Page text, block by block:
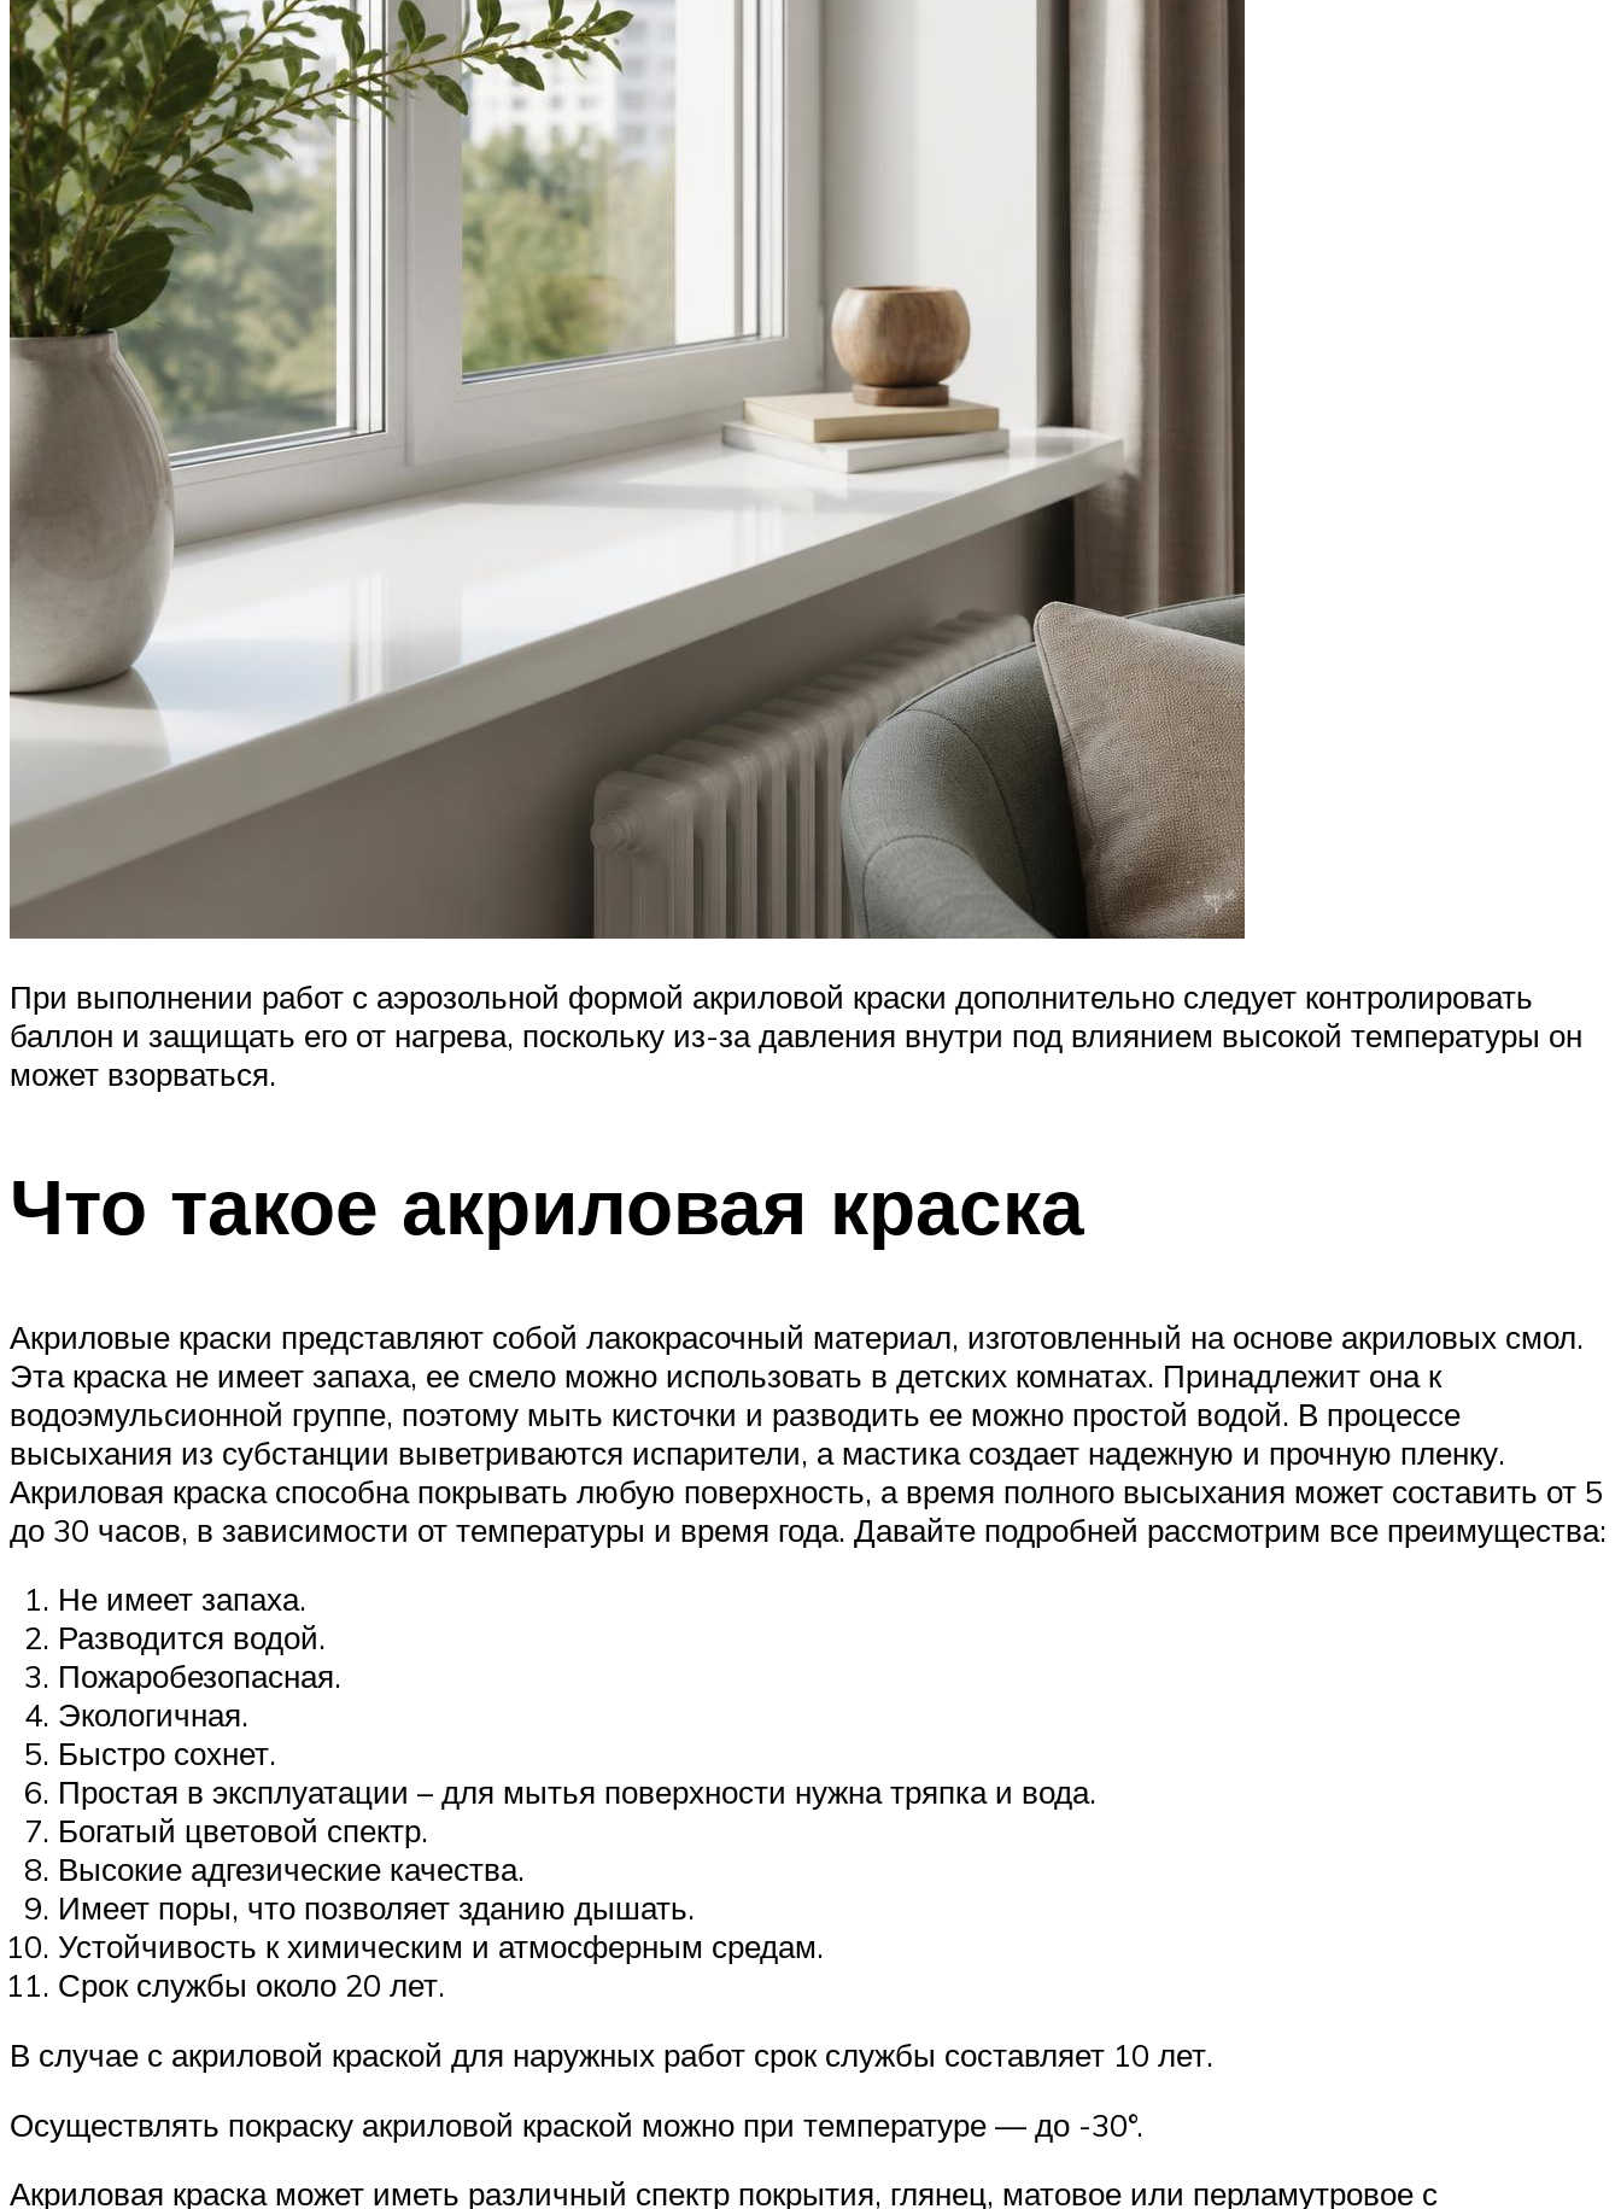
При выполнении работ с аэрозольной формой акриловой краски дополнительно следует контролировать
баллон и защищать его от нагрева, поскольку из-за давления внутри под влиянием высокой температуры он
может взорваться.
Что такое акриловая краска
Акриловые краски представляют собой лакокрасочный материал, изготовленный на основе акриловых смол.
Эта краска не имеет запаха, ее смело можно использовать в детских комнатах. Принадлежит она к
водоэмульсионной группе, поэтому мыть кисточки и разводить ее можно простой водой. В процессе
высыхания из субстанции выветриваются испарители, а мастика создает надежную и прочную пленку.
Акриловая краска способна покрывать любую поверхность, а время полного высыхания может составить от 5
до 30 часов, в зависимости от температуры и время года. Давайте подробней рассмотрим все преимущества:
Не имеет запаха.
Разводится водой.
Пожаробезопасная.
Экологичная.
Быстро сохнет.
Простая в эксплуатации – для мытья поверхности нужна тряпка и вода.
Богатый цветовой спектр.
Высокие адгезические качества.
Имеет поры, что позволяет зданию дышать.
Устойчивость к химическим и атмосферным средам.
Срок службы около 20 лет.
В случае с акриловой краской для наружных работ срок службы составляет 10 лет.
Осуществлять покраску акриловой краской можно при температуре — до -30°.
Акриловая краска может иметь различный спектр покрытия, глянец, матовое или перламутровое с